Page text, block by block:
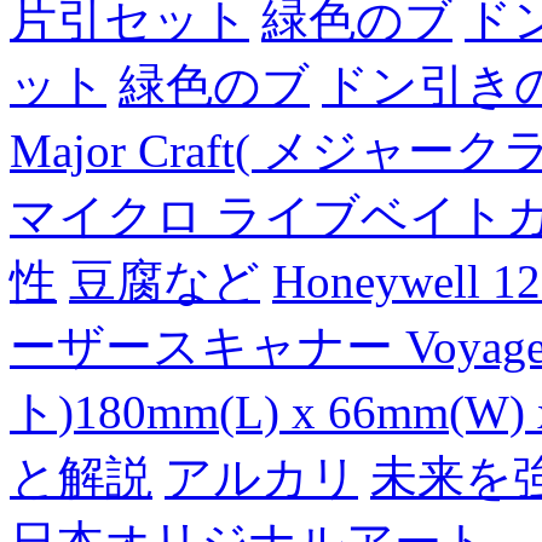
片引セット 緑色のブ ド
ット 緑色のブ ドン引き
Major Craft( メジャーク
マイクロ ライブベイト
性 豆腐など Honeywell
ーザースキャナー
ト)180mm(L) x
と解説 アルカリ 未来を